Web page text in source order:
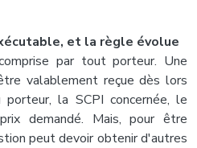
et la règle évolue
par tout porteur. Une
valablement reçue dès lors
la SCPI concernée, le
demandé. Mais, pour être
peut devoir obtenir d'autres